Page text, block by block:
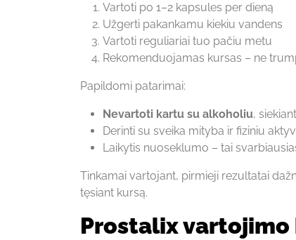
Vartoti po 1–2 kapsules per dieną
Užgerti pakankamu kiekiu vandens
Vartoti reguliariai tuo pačiu metu
Rekomenduojamas kursas – ne
Papildomi patarimai:
Nevartoti kartu su alkoholiu,
Derinti su sveika mityba ir fiziniu
Laikytis nuoseklumo – tai
Tinkamai vartojant, pirmieji rezultatai
tęsiant kursą.
Prostalix